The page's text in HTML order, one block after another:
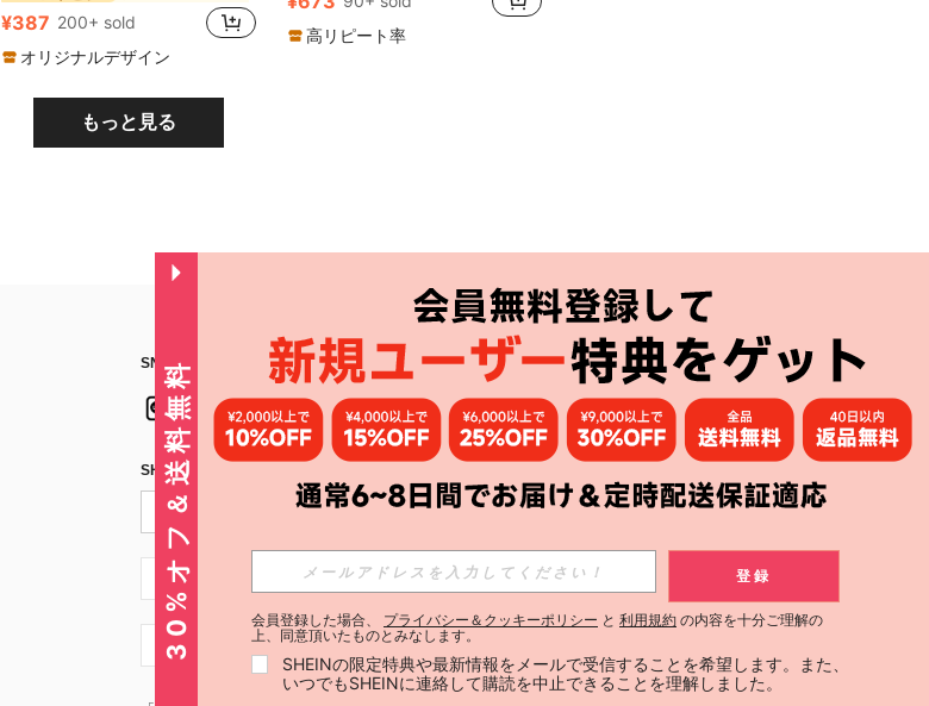
¥387 200+ sold
オリジナルデザイン
高リピート率
もっと見る
SNSフォローはこちら： アプリ
SHEIN STYLE NEWSを購読する
購読
JP + 81 登録する
JP + 81
30%オフ＆送料無料 登録
会員登録した場合、 プライバシー＆クッキーポリシー と 利用規約 の内容を十分ご理解の
上、同意頂いたものとみなします。
SHEINの限定特典や最新情報をメールで受信することを希望します。また、
いつでもSHEINに連絡して購読を中止できることを理解しました。